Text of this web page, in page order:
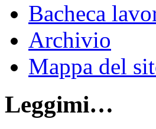
Bacheca
Archivio
Mappa del
Leggimi…